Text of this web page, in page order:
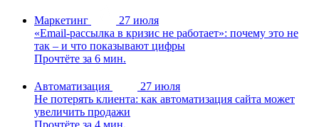
Маркетинг
27 июля
«Email-рассылка в кризис не работает»: почему это не
так – и что показывают цифры
Прочтёте за 6 мин.
Автоматизация
27 июля
Не потерять клиента: как автоматизация сайта может
увеличить продажи